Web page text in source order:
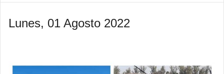
Lunes, 01 Agosto 2022